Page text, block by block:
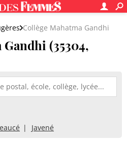
Collège Mahatma Gandhi
(35304,
Javené